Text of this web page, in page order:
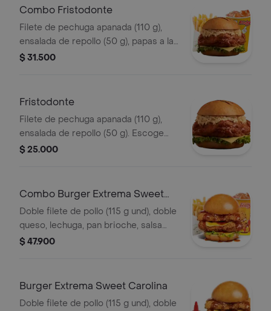
Combo Fristodonte
Filete de pechuga apanada (110 g),
ensalada de repollo (50 g), papas a la
francesa mediana (60 g) y gaseosa
$ 31.500
Fristodonte
Filete de pechuga apanada (110 g),
ensalada de repollo (50 g). Escoge
entre salsa búfalo sriracha, BBQ, salsa
$ 25.000
Combo Burger Extrema Sweet
Carolina
Doble filete de pollo (115 g und), doble
queso, lechuga, pan brioche, salsa
sweet Carolina,francesa mediana (60
$ 47.900
Burger Extrema Sweet Carolina
Doble filete de pollo (115 g und), doble